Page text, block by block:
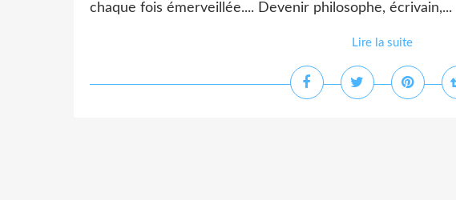
chaque fois émerveillée.... Devenir philosophe, écrivain,...
Lire la suite